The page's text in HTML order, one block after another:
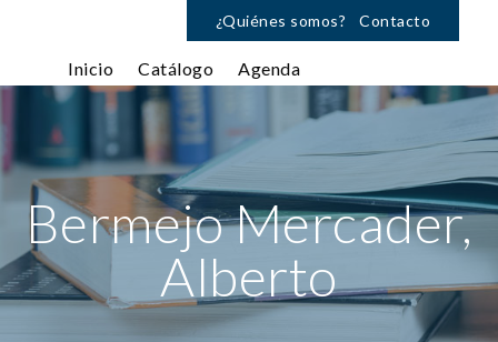
¿Quiénes somos? Contacto
Inicio Catálogo Agenda
Bermejo Mercader,
Alberto